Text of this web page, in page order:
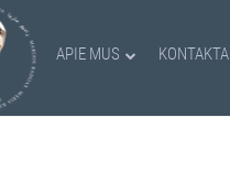
APIE MUS